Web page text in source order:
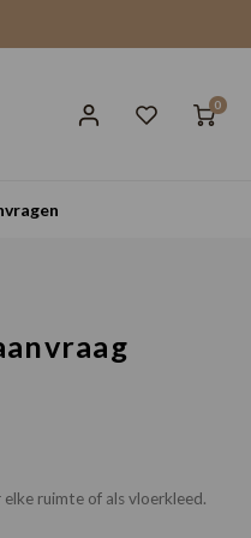
0
ruimte of als vloerkleed.